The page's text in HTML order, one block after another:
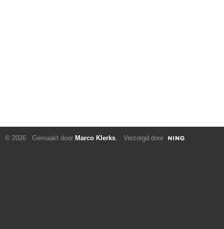
© 2026 Gemaakt door Marco Klerks . Verzorgd door